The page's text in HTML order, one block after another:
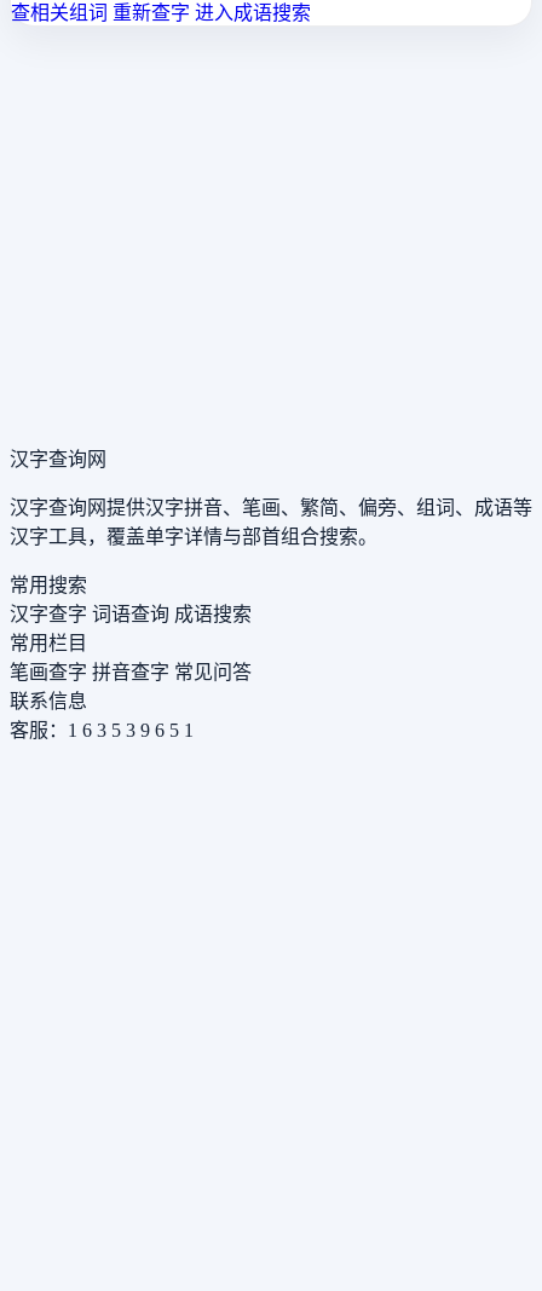
查相关组词 重新查字 进入成语搜索
汉字查询网
汉字查询网提供汉字拼音、笔画、繁简、偏旁、组词、成语等
汉字工具，覆盖单字详情与部首组合搜索。
常用搜索
汉字查字 词语查询 成语搜索
常用栏目
笔画查字 拼音查字 常见问答
联系信息
客服：1 6 3 5 3 9 6 5 1